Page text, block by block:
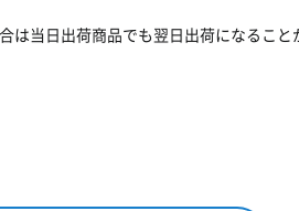
は当日出荷商品でも翌日出荷になること